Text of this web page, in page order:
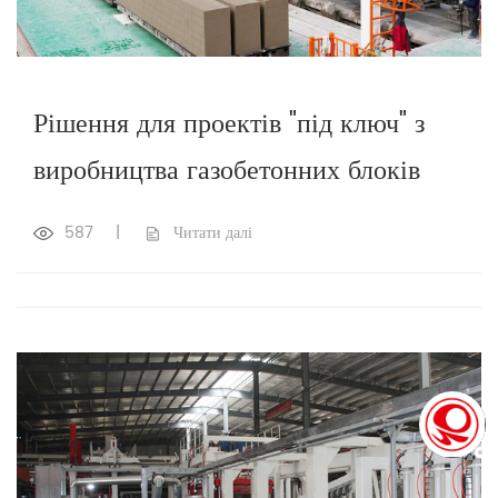
Рішення для проектів "під ключ" з
виробництва газобетонних блоків
587 | Читати далі